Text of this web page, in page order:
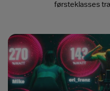
førsteklasses